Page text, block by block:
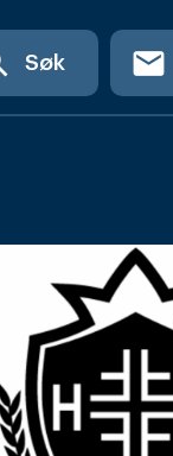
Søk email